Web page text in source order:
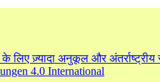
के लिए ज़्यादा अनुकूल और
4.0 International